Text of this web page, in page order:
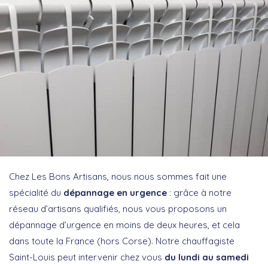
Chez Les Bons Artisans, nous nous sommes fait une
spécialité du dépannage en urgence : grâce à notre
réseau d’artisans qualifiés, nous vous proposons un
dépannage d’urgence en moins de deux heures, et cela
dans toute la France (hors Corse). Notre chauffagiste
Saint-Louis peut intervenir chez vous du lundi au samedi